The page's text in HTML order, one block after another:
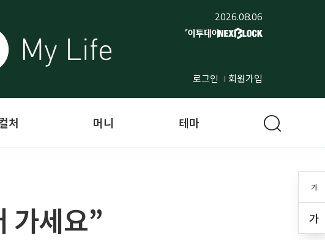
2026.08.06
로그인 회원가입
가
가
처 머니 테마
가세요”